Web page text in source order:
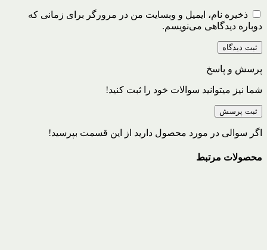
ذخیره نام، ایمیل و وبسایت من در مرورگر برای زمانی که
دوباره دیدگاهی می‌نویسم.
پرسش و پاسخ
شما نیز میتوانید سوالات خود را ثبت کنید!
ثبت پرسش
اگر سوالی در مورد محصول دارید از این قسمت بپرسید!
محصولات مرتبط